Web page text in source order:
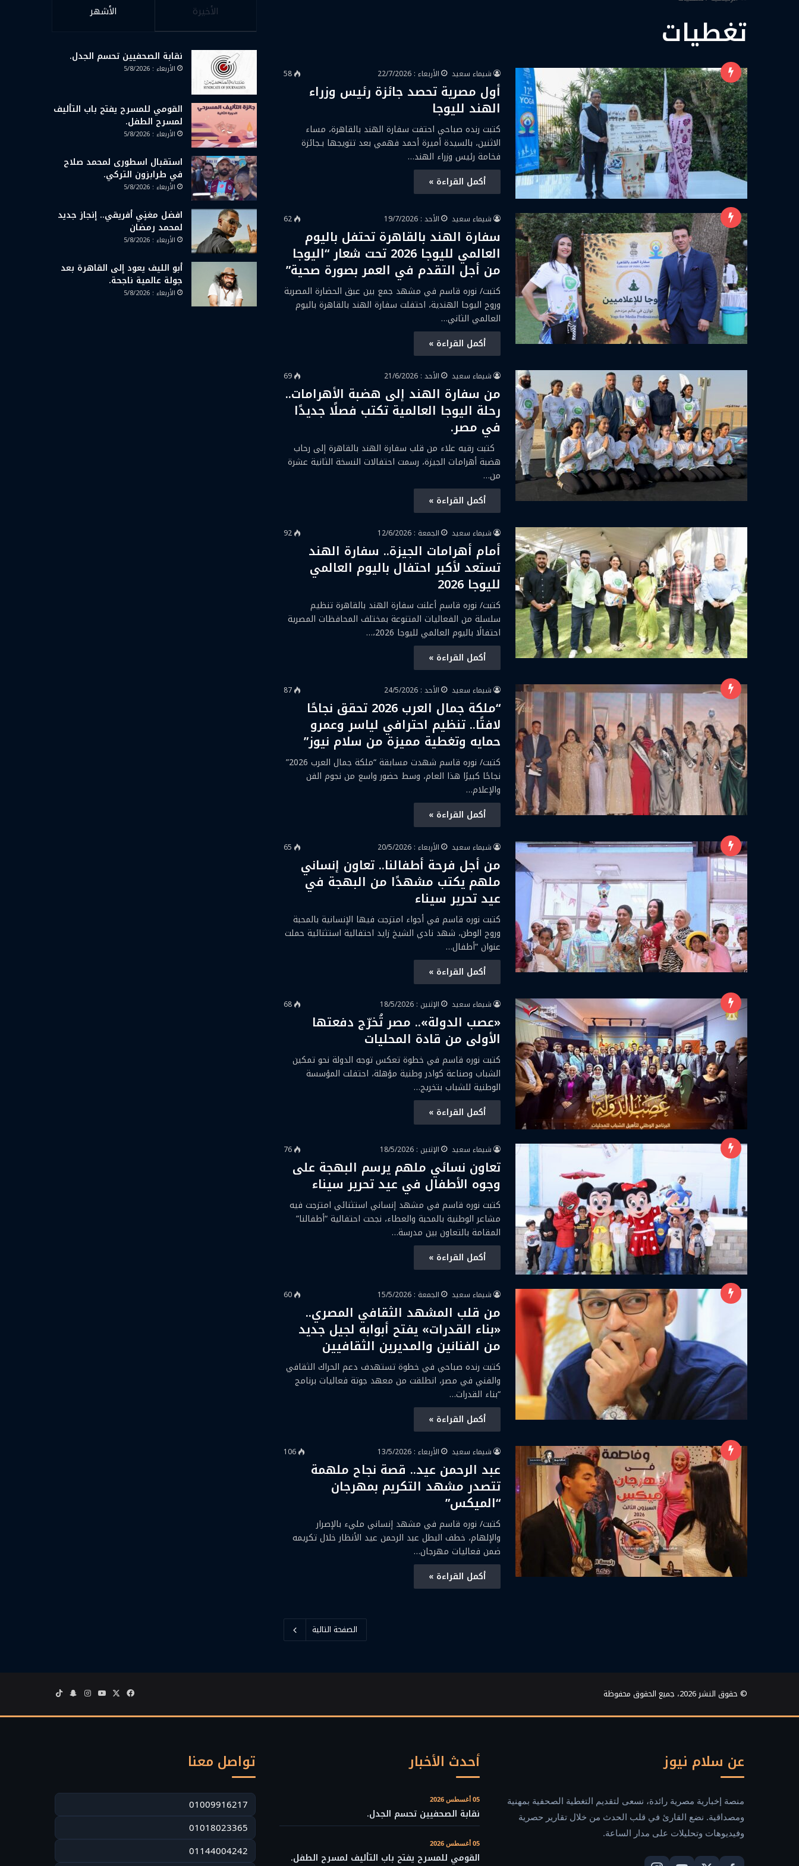
تغطيات
شيماء سعيد الأربعاء : 22/7/2026 58
أول مصرية تحصد جائزة رئيس وزراء
الهند لليوجا
كتبت رنده صباحي احتفت سفارة الهند بالقاهرة، مساء
الاثنين، بالسيدة أميرة أحمد فهمي بعد تتويجها بـجائزة
فخامة رئيس وزراء الهند…
أكمل القراءة »
شيماء سعيد الأحد : 19/7/2026 62
سفارة الهند بالقاهرة تحتفل باليوم
العالمي لليوجا 2026 تحت شعار “اليوجا
من أجل التقدم في العمر بصورة صحية”
كتبت/ نوره قاسم في مشهد جمع بين عبق الحضارة المصرية
وروح اليوجا الهندية، احتفلت سفارة الهند بالقاهرة باليوم
العالمي الثاني…
أكمل القراءة »
شيماء سعيد الأحد : 21/6/2026 69
من سفارة الهند إلى هضبة الأهرامات..
رحلة اليوجا العالمية تكتب فصلًا جديدًا
في مصر.
كتبت رقيه علاء من قلب سفارة الهند بالقاهرة إلى رحاب
هضبة أهرامات الجيزة، رسمت احتفالات النسخة الثانية عشرة
من…
أكمل القراءة »
شيماء سعيد الجمعة : 12/6/2026 92
أمام أهرامات الجيزة.. سفارة الهند
تستعد لأكبر احتفال باليوم العالمي
لليوجا 2026
كتبت/ نوره قاسم أعلنت سفارة الهند بالقاهرة تنظيم
سلسلة من الفعاليات المتنوعة بمختلف المحافظات المصرية
احتفالًا باليوم العالمي لليوجا 2026،…
أكمل القراءة »
شيماء سعيد الأحد : 24/5/2026 87
“ملكة جمال العرب 2026 تحقق نجاحًا
لافتًا.. تنظيم احترافي لياسر وعمرو
حمايه وتغطية مميزة من سلام نيوز”
كتبت/ نوره قاسم شهدت مسابقة “ملكة جمال العرب 2026”
نجاحًا كبيرًا هذا العام، وسط حضور واسع من نجوم الفن
والإعلام…
أكمل القراءة »
شيماء سعيد الأربعاء : 20/5/2026 65
من أجل فرحة أطفالنا.. تعاون إنساني
ملهم يكتب مشهدًا من البهجة في
عيد تحرير سيناء
كتبت نوره قاسم في أجواء امتزجت فيها الإنسانية بالمحبة
وروح الوطن، شهد نادي الشيخ زايد احتفالية استثنائية حملت
عنوان “أطفال…
أكمل القراءة »
شيماء سعيد الإثنين : 18/5/2026 68
«عصب الدولة».. مصر تُخرّج دفعتها
الأولى من قادة المحليات
كتبت نوره قاسم في خطوة تعكس توجه الدولة نحو تمكين
الشباب وصناعة كوادر وطنية مؤهلة، احتفلت المؤسسة
الوطنية للشباب بتخريج…
أكمل القراءة »
شيماء سعيد الإثنين : 18/5/2026 76
تعاون نسائي ملهم يرسم البهجة على
وجوه الأطفال في عيد تحرير سيناء
كتبت نوره قاسم في مشهد إنساني استثنائي امتزجت فيه
مشاعر الوطنية بالمحبة والعطاء، نجحت احتفالية “أطفالنا”
المقامة بالتعاون بين مدرسة…
أكمل القراءة »
شيماء سعيد الجمعة : 15/5/2026 60
من قلب المشهد الثقافي المصري..
«بناء القدرات» يفتح أبوابه لجيل جديد
من الفنانين والمديرين الثقافيين
كتبت رنده صباحي في خطوة تستهدف دعم الحراك الثقافي
والفني في مصر، انطلقت من معهد جوتة فعاليات برنامج
“بناء القدرات…
أكمل القراءة »
شيماء سعيد الأربعاء : 13/5/2026 106
عبد الرحمن عيد.. قصة نجاح ملهمة
تتصدر مشهد التكريم بمهرجان
“الميكس”
كتبت/ نوره قاسم في مشهد إنساني مليء بالإصرار
والإلهام، خطف البطل عبد الرحمن عيد الأنظار خلال تكريمه
ضمن فعاليات مهرجان…
أكمل القراءة »
الصفحة التالية
الأخيرة الأشهر
نقابة الصحفيين تحسم الجدل.
الأربعاء : 5/8/2026
القومي للمسرح يفتح باب التأليف
لمسرح الطفل.
الأربعاء : 5/8/2026
استقبال اسطورى لمحمد صلاح
في طرابزون التركي.
الأربعاء : 5/8/2026
افضل مغنٍي أفريقي.. إنجاز جديد
لمحمد رمضان
الأربعاء : 5/8/2026
أبو الليف يعود إلى القاهرة بعد
جولة عالمية ناجحة.
الأربعاء : 5/8/2026
© حقوق النشر 2026، جميع الحقوق محفوظة فيسبوك‫YouTubeانستقرام
سناب
عن سلام نيوز
منصة إخبارية مصرية رائدة، نسعى لتقديم التغطية الصحفية بمهنية
ومصداقية. نضع القارئ في قلب الحدث من خلال تقارير حصرية
وفيديوهات وتحليلات على مدار الساعة.
أحدث الأخبار
05 أغسطس 2026
نقابة الصحفيين تحسم الجدل.
05 أغسطس 2026
القومي للمسرح يفتح باب التأليف لمسرح الطفل.
تواصل معنا
01009916217
01018023365
01144004242